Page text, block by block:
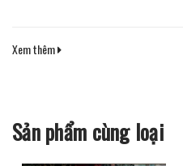
Xem thêm
Sản phẩm cùng loại